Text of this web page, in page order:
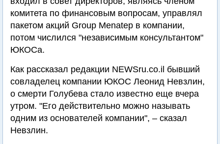
комитета по финансовым вопросам, управлял
пакетом акций Group Menatep в компании,
потом числился "независимым консультантом"
ЮКОСа.
Как рассказал редакции NEWSru.co.il бывший
совладелец компании ЮКОС Леонид Невзлин,
о смерти Голубева стало известно еще вчера
утром. "Его действительно можно называть
одним из основателей компании", – сказал
Невзлин.